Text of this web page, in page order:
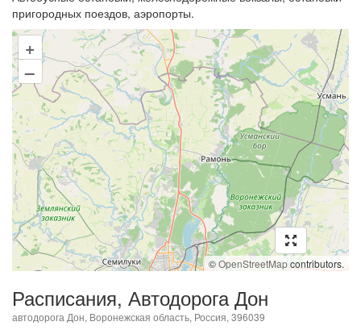
пригородных поездов, аэропорты.
+
–
©OpenStreetMapcontributors.
Расписания, Автодорога Дон
автодорога Дон, Воронежская область, Россия, 396039